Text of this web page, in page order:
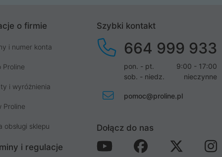
o firmie
i numer konta
Proline
i wyróżnienia
Proline
obsługi sklepu
i regulacje
Szybki kontakt
664 999 933
pon. - pt.
9:00 - 17:00
sob. - niedz.
nieczynne
pomoc@proline.pl
Dołącz do nas